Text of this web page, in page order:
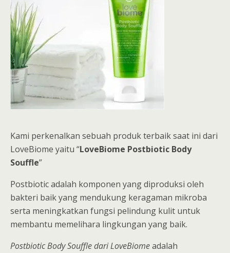
Kami perkenalkan sebuah produk terbaik saat ini dari
LoveBiome yaitu “LoveBiome Postbiotic Body
Souffle”
Postbiotic adalah komponen yang diproduksi oleh
bakteri baik yang mendukung keragaman mikroba
serta meningkatkan fungsi pelindung kulit untuk
membantu memelihara lingkungan yang baik.
Postbiotic Body Souffle dari LoveBiomeadalah